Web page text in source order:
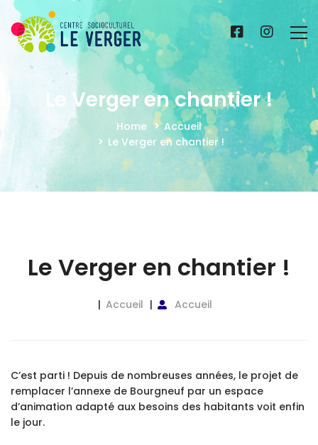
Le Verger en chantier !
Home
Accueil
Le Verger en chantier !
Le Verger en chantier !
Accueil Accueil
C’est parti ! Depuis de nombreuses années, le projet de
remplacer l’annexe de Bourgneuf par un espace
d’animation adapté aux besoins des habitants voit enfin
le jour.